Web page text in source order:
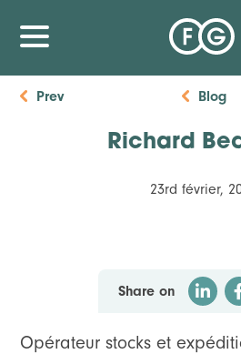
Prev Blog
Richard
23rd février,
Share on
Opérateur stocks et